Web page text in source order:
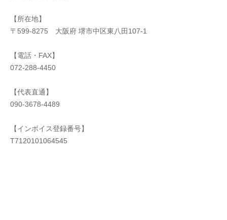
【所在地】
〒599-8275 大阪府 堺市中区東八田107-1
【電話・FAX】
072-288-4450
【代表直通】
090-3678-4489
【インボイス登録番号】
T7120101064545